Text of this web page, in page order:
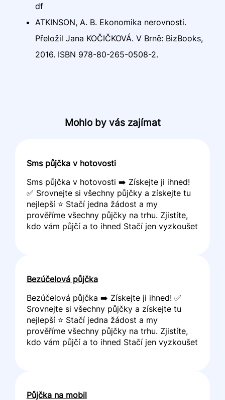
df
ATKINSON, A. B. Ekonomika nerovnosti.
Přeložil Jana KOČIČKOVÁ. V Brně: BizBooks,
2016. ISBN 978-80-265-0508-2.
Mohlo by vás zajímat
Sms půjčka v hotovosti
Sms půjčka v hotovosti ➡️ Získejte ji ihned!
✅ Srovnejte si všechny půjčky a získejte tu
nejlepší ⭐ Stačí jedna žádost a my
prověříme všechny půjčky na trhu. Zjistíte,
kdo vám půjčí a to ihned Stačí jen vyzkoušet
Bezúčelová půjčka
Bezúčelová půjčka ➡️ Získejte ji ihned! ✅
Srovnejte si všechny půjčky a získejte tu
nejlepší ⭐ Stačí jedna žádost a my
prověříme všechny půjčky na trhu. Zjistíte,
kdo vám půjčí a to ihned Stačí jen vyzkoušet
Půjčka na mobil